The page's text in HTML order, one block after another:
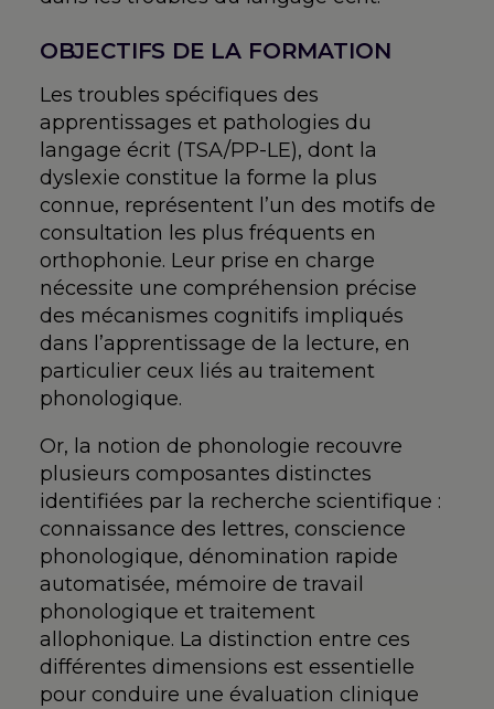
OBJECTIFS DE LA FORMATION
Les troubles spécifiques des
apprentissages et pathologies du
langage écrit (TSA/PP-LE), dont la
dyslexie constitue la forme la plus
connue, représentent l’un des motifs de
consultation les plus fréquents en
orthophonie. Leur prise en charge
nécessite une compréhension précise
des mécanismes cognitifs impliqués
dans l’apprentissage de la lecture, en
particulier ceux liés au traitement
phonologique.
Or, la notion de phonologie recouvre
plusieurs composantes distinctes
identifiées par la recherche scientifique :
connaissance des lettres, conscience
phonologique, dénomination rapide
automatisée, mémoire de travail
phonologique et traitement
allophonique. La distinction entre ces
différentes dimensions est essentielle
pour conduire une évaluation clinique